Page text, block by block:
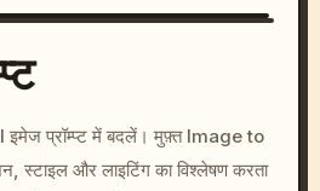
c, cyberpunk sunset, neon
colors, 8k --v 6.0
इमेज प्रॉम्प्ट में बदलें। मुफ़्त Image to
स्टाइल और लाइटिंग का विश्लेषण करता